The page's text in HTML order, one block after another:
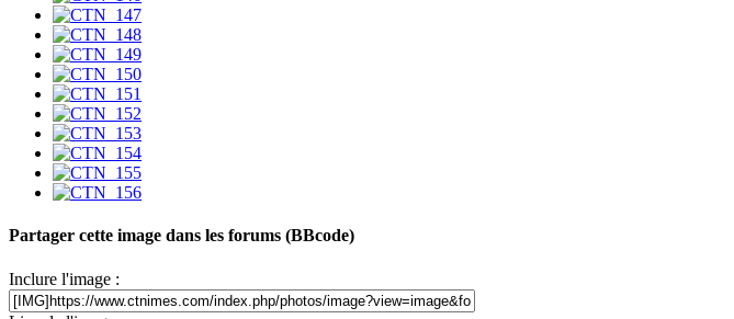
Partager cette image dans les forums (BBcode)
Inclure l'image :